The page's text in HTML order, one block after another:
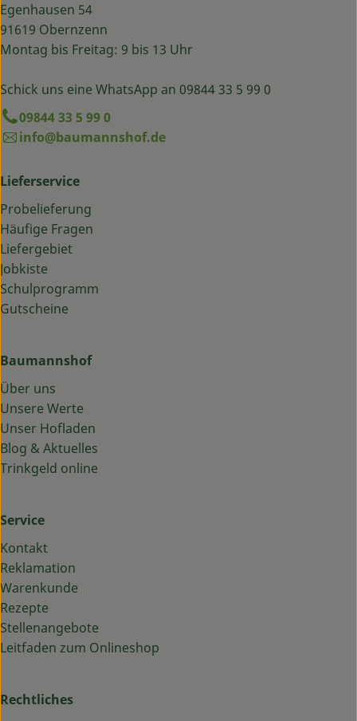
Egenhausen 54
91619 Obernzenn
Montag bis Freitag: 9 bis 13 Uhr
Schick uns eine WhatsApp an 09844 33 5 99 0
09844 33 5 99 0
info@baumannshof.de
Lieferservice
Probelieferung
Häufige Fragen
Liefergebiet
Jobkiste
Schulprogramm
Gutscheine
Baumannshof
Über uns
Unsere Werte
Unser Hofladen
Blog & Aktuelles
Trinkgeld online
Service
Kontakt
Reklamation
Warenkunde
Rezepte
Stellenangebote
Leitfaden zum Onlineshop
Rechtliches